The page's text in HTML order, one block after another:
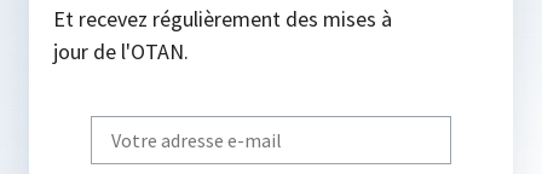
Et recevez régulièrement des mises à
jour de l'OTAN.
Write
your